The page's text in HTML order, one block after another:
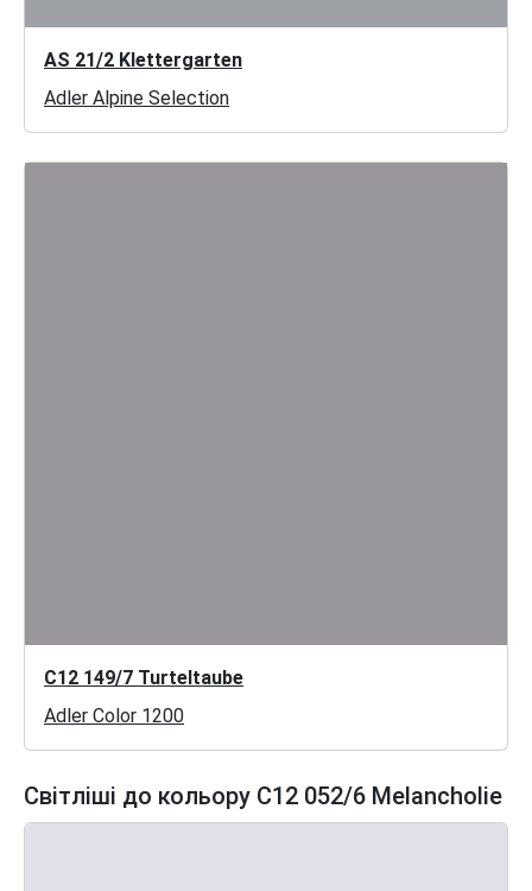
AS 21/2 Klettergarten
Adler Alpine Selection
C12 149/7 Turteltaube
Adler Color 1200
Світліші до кольору C12 052/6 Melancholie